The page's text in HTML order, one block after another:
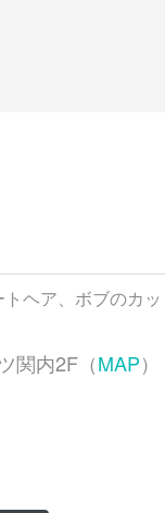
ヘア、ボブのカ
関内2F（MAP）